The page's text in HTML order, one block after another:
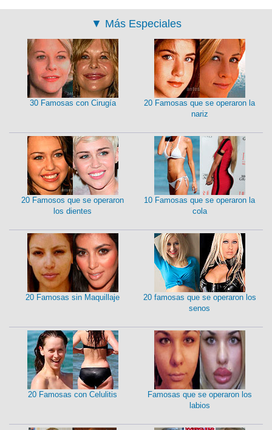
▼ Más Especiales
30 Famosas con Cirugía
20 Famosas que se operaron la
nariz
20 Famosos que se operaron
los dientes
10 Famosas que se operaron la
cola
20 Famosas sin Maquillaje
20 famosas que se operaron los
senos
20 Famosas con Celulitis
Famosas que se operaron los
labios